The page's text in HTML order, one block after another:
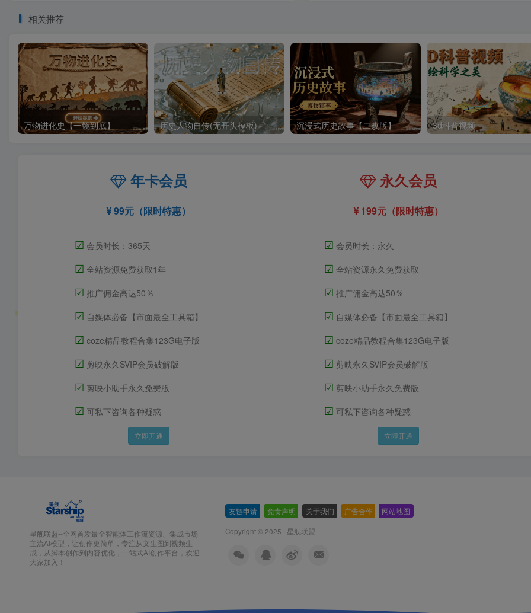
相关推荐
万物进化史【一镜到底】 历史人物自传(无开头模板) 沉浸式历史故事【二改版】 3d科普视频
年卡会员
99元（限时特惠）
☑ 会员时长：365天
☑ 全站资源免费获取1年
☑ 推广佣金高达50％
☑ 自媒体必备【市面最全工具箱】
☑ coze精品教程合集123G电子版
☑ 剪映永久SVIP会员破解版
☑ 剪映小助手永久免费版
☑ 可私下咨询各种疑惑
立即开通
永久会员
199元（限时特惠）
☑ 会员时长：永久
☑ 全站资源永久免费获取
☑ 推广佣金高达50％
☑ 自媒体必备【市面最全工具箱】
☑ coze精品教程合集123G电子版
☑ 剪映永久SVIP会员破解版
☑ 剪映小助手永久免费版
☑ 可私下咨询各种疑惑
立即开通
星舰联盟--全网首发最全智能体工作流资源、集成市场
主流AI模型，让创作更简单，专注从文生图到视频生
成，从脚本创作到内容优化，一站式AI创作平台，欢迎
大家加入！
友链申请 免责声明 关于我们 广告合作 网站地图
Copyright © 2025 · 星舰联盟